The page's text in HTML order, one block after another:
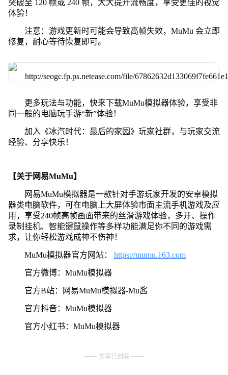
突破至 120 帧或 240 帧，大大提升流畅度，享受更佳的视觉
体验！
注意：游戏更新时可能会导致高帧失效，MuMu 会立即
修复，耐心等待恢复即可。
更多玩法与功能，快来下载MuMu模拟器体验，享受非
同一般的电脑玩手游“新”体验！
加入《冰汽时代：最后的家园》玩家社群，与玩家交流
经验、分享快乐！
【关于网易MuMu】
网易MuMu模拟器是一款针对手游玩家开发的安卓模拟
器类电脑软件，可在电脑上大屏体验市面主流手机游戏及应
用，享受240帧高帧画面带来的丝滑游戏体验，多开、操作
录制挂机、智能键鼠操作等多样功能满足你不同的游戏需
求，让你轻松游戏成神不伤神！
MuMu模拟器官方网站： https://mumu.163.com
官方微博：MuMu模拟器
官方B站：网易MuMu模拟器-Mu酱
官方抖音：MuMu模拟器
官方小红书：MuMu模拟器
文章已到底